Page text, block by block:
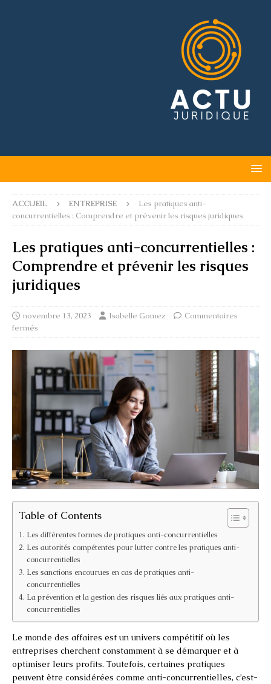
ACCUEIL ENTREPRISE
Les pratiques anti-
concurrentielles : Comprendre et prévenir les risques juridiques
Les pratiques anti-concurrentielles :
Comprendre et prévenir les risques
juridiques
novembre 13, 2023 Isabelle Gomez
Commentaires
fermés
Table of Contents
Les différentes formes de pratiques anti-concurrentielles
Les autorités compétentes pour lutter contre les pratiques anti-
concurrentielles
Les sanctions encourues en cas de pratiques anti-
concurrentielles
La prévention et la gestion des risques liés aux pratiques anti-
concurrentielles
Le monde des affaires est un univers compétitif où les
entreprises cherchent constamment à se démarquer et à
optimiser leurs profits. Toutefois, certaines pratiques
peuvent être considérées comme anti-concurrentielles, c’est-